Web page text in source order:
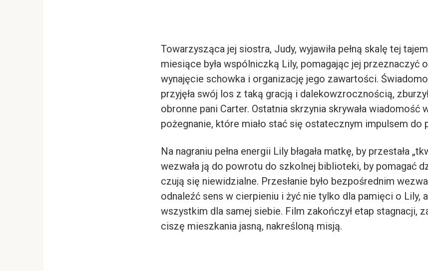
Towarzysząca jej siostra, Judy, wyjawiła pełną skalę tej
miesiące była wspólniczką Lily, pomagając jej przeznaczyć
wynajęcie schowka i organizację jego zawartości.
przyjęła swój los z taką gracją i dalekowzrocznością,
obronne pani Carter. Ostatnia skrzynia skrywała wiadomość
pożegnanie, które miało stać się ostatecznym impulsem do
Na nagraniu pełna energii Lily błagała matkę, by przestała
wezwała ją do powrotu do szkolnej biblioteki, by pomagać
czują się niewidzialne. Przesłanie było bezpośrednim
odnaleźć sens w cierpieniu i żyć nie tylko dla pamięci o Lily,
wszystkim dla samej siebie. Film zakończył etap stagnacji,
ciszę mieszkania jasną, nakreśloną misją.